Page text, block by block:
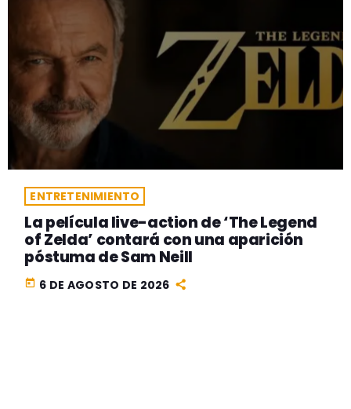
ENTRETENIMIENTO
La película live-action de ‘The Legend
of Zelda’ contará con una aparición
póstuma de Sam Neill
today 6 DE AGOSTO DE 2026